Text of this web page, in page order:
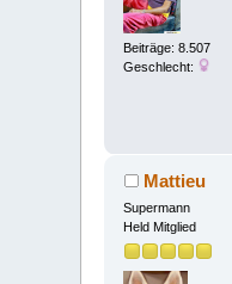
Beiträge: 8.507
Geschlecht:
Mattieu
Supermann
Held Mitglied